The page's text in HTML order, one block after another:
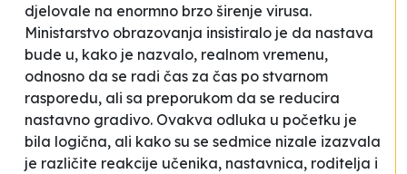
djelovale na enormno brzo širenje virusa.
Ministarstvo obrazovanja insistiralo je da nastava
bude u, kako je nazvalo, realnom vremenu,
odnosno da se radi čas za čas po stvarnom
rasporedu, ali sa preporukom da se reducira
nastavno gradivo. Ovakva odluka u početku je
bila logična, ali kako su se sedmice nizale izazvala
je različite reakcije učenika, nastavnica, roditelja i